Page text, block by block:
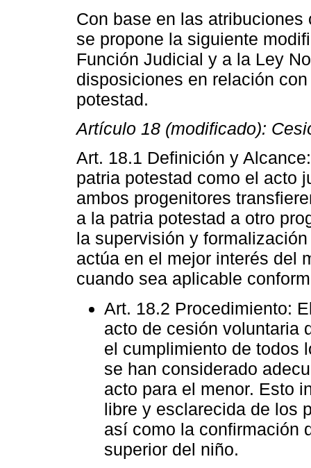
Con base en las
se propone la siguiente
Función Judicial y a la Ley
disposiciones en relación
potestad.
Artículo 18 (modificado):
Art. 18.1 Definición y
patria potestad como el acto
ambos progenitores
a la patria potestad a otro
la supervisión y
actúa en el mejor interés del
cuando sea aplicable
Art. 18.2 Procedimiento:
acto de cesión voluntaria
el cumplimiento de todos
se han considerado
acto para el menor. Esto
libre y esclarecida de los
así como la confirmación
superior del niño.